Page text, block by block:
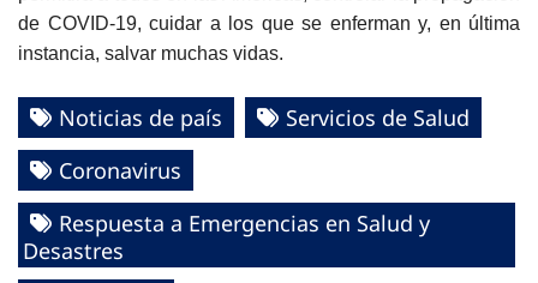
de COVID-19, cuidar a los que se enferman y, en última
instancia, salvar muchas vidas.
Noticias de país
Servicios de Salud
Coronavirus
Respuesta a Emergencias en Salud y
Desastres